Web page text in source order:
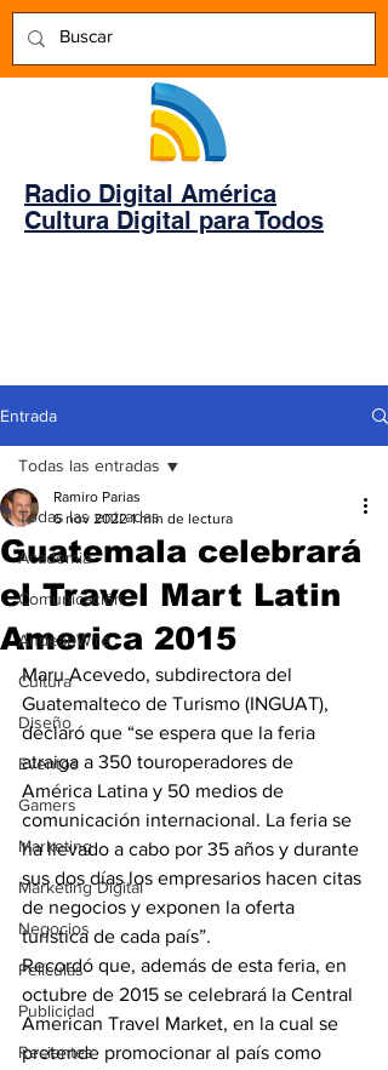
Radio Digital América
Cultura Digital para Todos
Entrada
Todas las entradas
Academia
Comunicación
AndeanWire
Cultura
Diseño
Eventos
Gamers
Marketing
Marketing Digital
Negocios
Películas
Publicidad
Recientes
Todas las entradas
Guatemala celebrará
el Travel Mart Latin
America 2015
Ramiro Parias
6 nov 2022 1 min de lectura
Maru Acevedo, subdirectora del
Guatemalteco de Turismo (INGUAT),
declaró que “se espera que la feria
atraiga a 350 touroperadores de
América Latina y 50 medios de
comunicación internacional. La feria se
ha llevado a cabo por 35 años y durante
sus dos días los empresarios hacen citas
de negocios y exponen la oferta
turística de cada país”.
Recordó que, además de esta feria, en
octubre de 2015 se celebrará la Central
American Travel Market, en la cual se
pretende promocionar al país como